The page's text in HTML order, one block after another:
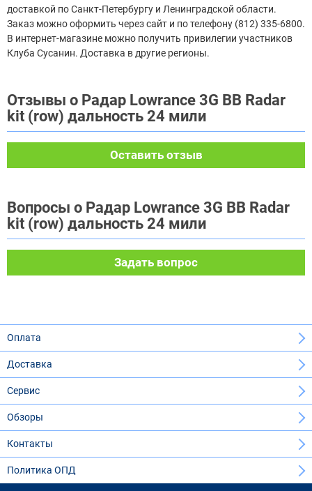
доставкой по Санкт-Петербургу и Ленинградской области.
Заказ можно оформить через сайт и по телефону (812) 335-6800.
В интернет-магазине можно получить привилегии участников
Клуба Сусанин. Доставка в другие регионы.
Отзывы о Радар Lowrance 3G BB Radar
kit (row) дальность 24 мили
Оставить отзыв
Вопросы о Радар Lowrance 3G BB Radar
kit (row) дальность 24 мили
Задать вопрос
Оплата
Доставка
Сервис
Обзоры
Контакты
Политика ОПД